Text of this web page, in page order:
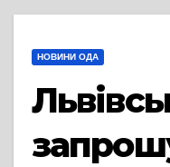
НОВИНИ ОДА